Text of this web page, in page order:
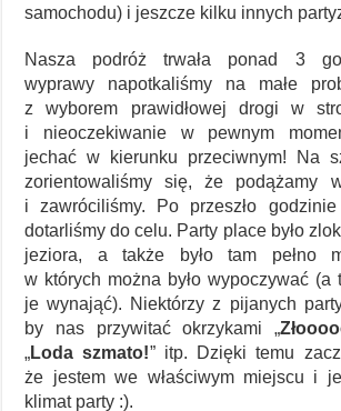
samochodu) i jeszcze kilku innych
Nasza podróż trwała ponad 3
wyprawy napotkaliśmy na małe
z wyborem prawidłowej drogi w
i nieoczekiwanie w pewnym
jechać w kierunku przeciwnym! Na
zorientowaliśmy się, że podążamy
i zawróciliśmy. Po przeszło
dotarliśmy do celu. Party place było
jeziora, a także było tam pełno
w których można było wypoczywać (a
je wynająć). Niektórzy z pijanych
by nas przywitać okrzykami „
„Loda szmato!” itp. Dzięki temu
że jestem we właściwym miejscu i
klimat party :).